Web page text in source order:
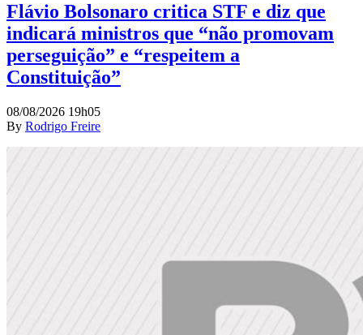
Flávio Bolsonaro critica STF e diz que
indicará ministros que “não promovam
perseguição” e “respeitem a
Constituição”
08/08/2026 19h05
By Rodrigo Freire